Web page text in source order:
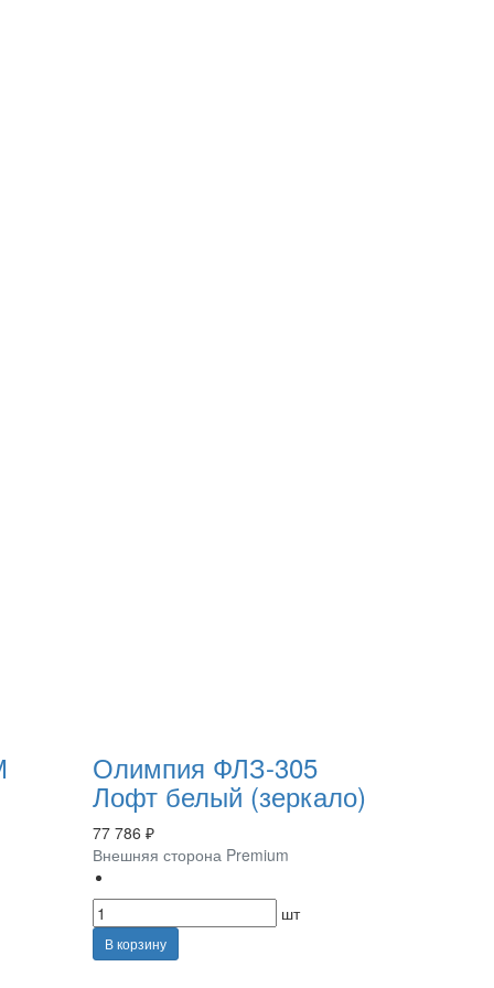
Олимпия ФЛЗ-305
Лофт белый (зеркало)
77 786 ₽
Внешняя сторона Premium
шт
В корзину